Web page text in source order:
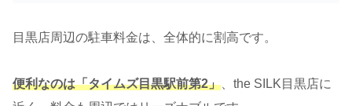
目黒店周辺の駐車料金は、全体的に割高です。
便利なのは「タイムズ目黒駅前第2」 、the SILK目黒店に